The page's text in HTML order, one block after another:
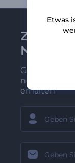
Zu
Gehören Sie
neuesten
erhalten
Etwas